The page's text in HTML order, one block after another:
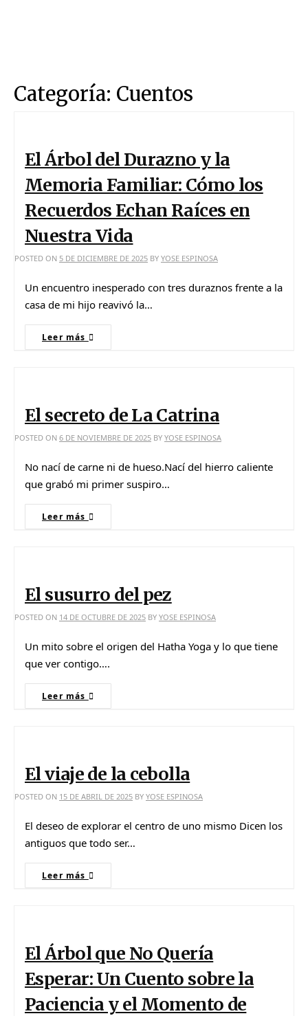
Categoría: Cuentos
El Árbol del Durazno y la
Memoria Familiar: Cómo los
Recuerdos Echan Raíces en
Nuestra Vida
POSTED ON 5 DE DICIEMBRE DE 2025 BY YOSE ESPINOSA
Un encuentro inesperado con tres duraznos frente a la
casa de mi hijo reavivó la…
Leer más
El secreto de La Catrina
POSTED ON 6 DE NOVIEMBRE DE 2025 BY YOSE ESPINOSA
No nací de carne ni de hueso.Nací del hierro caliente
que grabó mi primer suspiro…
Leer más
El susurro del pez
POSTED ON 14 DE OCTUBRE DE 2025 BY YOSE ESPINOSA
Un mito sobre el origen del Hatha Yoga y lo que tiene
que ver contigo….
Leer más
El viaje de la cebolla
POSTED ON 15 DE ABRIL DE 2025 BY YOSE ESPINOSA
El deseo de explorar el centro de uno mismo Dicen los
antiguos que todo ser…
Leer más
El Árbol que No Quería
Esperar: Un Cuento sobre la
Paciencia y el Momento de